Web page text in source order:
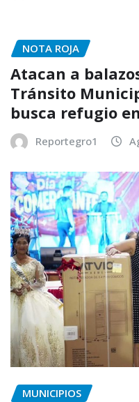
NOTA ROJA
Atacan a
Tránsito
busca refugio
Reportegro1
MUNICIPIOS